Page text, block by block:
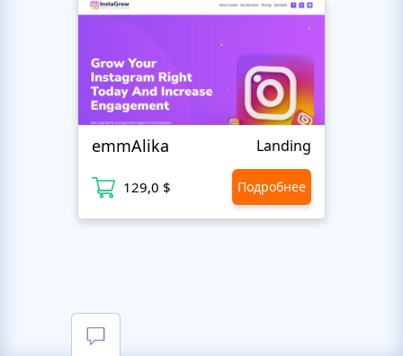
emmAlika Landing
129,0 $ Подробнее